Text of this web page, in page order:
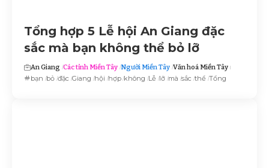
Tổng hợp 5 Lễ hội An Giang đặc
sắc mà bạn không thể bỏ lỡ
An Giang Các tỉnh Miền Tây Người Miền Tây Văn hoá Miền Tây
bạn bỏ đặc Giang hội hợp không Lễ lỡ mà sắc thể Tổng